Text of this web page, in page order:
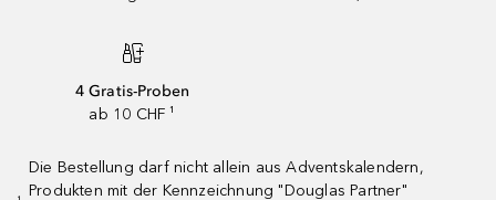
4 Gratis-Proben
ab 10 CHF ¹
Die Bestellung darf nicht allein aus Adventskalendern,
Produkten mit der Kennzeichnung "Douglas Partner"